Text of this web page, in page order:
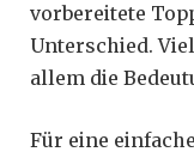
vorbereitete
Unterschied.
allem die
Für eine